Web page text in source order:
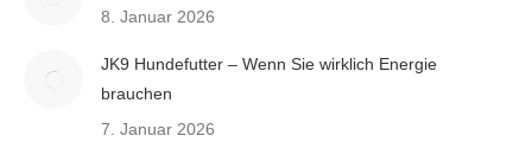
8. Januar 2026
JK9 Hundefutter – Wenn Sie wirklich Energie
brauchen
7. Januar 2026